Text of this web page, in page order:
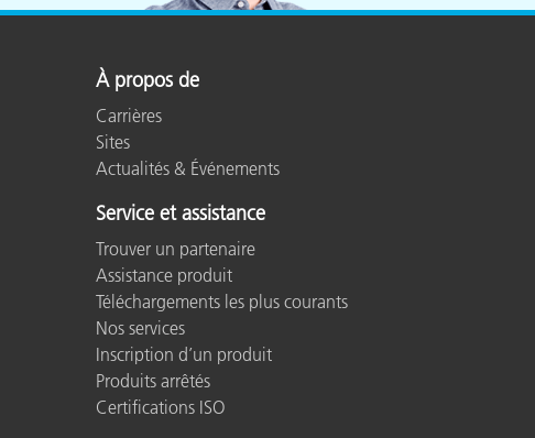
À propos de
Carrières
Sites
Actualités & Événements
Service et assistance
Trouver un partenaire
Assistance produit
Téléchargements les plus courants
Nos services
Inscription d’un produit
Produits arrêtés
Certifications ISO